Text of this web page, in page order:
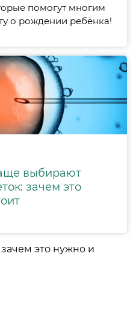
помогут многим
о рождении ребёнка!
выбирают
зачем это
это нужно и